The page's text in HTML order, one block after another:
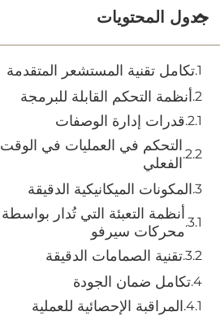
جدول المحتويات
تكامل تقنية المستشعر المتقدمة
أنظمة التحكم القابلة للبرمجة
قدرات إدارة الوصفات
التحكم في العمليات في الوقت
الفعلي
المكونات الميكانيكية الدقيقة
أنظمة التعبئة التي تُدار بواسطة
محركات سيرفو
تقنية الصمامات الدقيقة
تكامل ضمان الجودة
المراقبة الإحصائية للعملية